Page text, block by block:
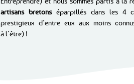
artisans bretonséparpillés dans les 4
prestigieux d’entre eux aux moins
à l’être) !